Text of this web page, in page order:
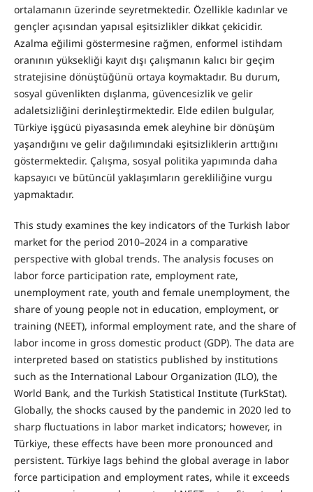
ortalamanın üzerinde seyretmektedir. Özellikle kadınlar ve
gençler açısından yapısal eşitsizlikler dikkat çekicidir.
Azalma eğilimi göstermesine rağmen, enformel istihdam
oranının yüksekliği kayıt dışı çalışmanın kalıcı bir geçim
stratejisine dönüştüğünü ortaya koymaktadır. Bu durum,
sosyal güvenlikten dışlanma, güvencesizlik ve gelir
adaletsizliğini derinleştirmektedir. Elde edilen bulgular,
Türkiye işgücü piyasasında emek aleyhine bir dönüşüm
yaşandığını ve gelir dağılımındaki eşitsizliklerin arttığını
göstermektedir. Çalışma, sosyal politika yapımında daha
kapsayıcı ve bütüncül yaklaşımların gerekliliğine vurgu
yapmaktadır.
This study examines the key indicators of the Turkish labor
market for the period 2010–2024 in a comparative
perspective with global trends. The analysis focuses on
labor force participation rate, employment rate,
unemployment rate, youth and female unemployment, the
share of young people not in education, employment, or
training (NEET), informal employment rate, and the share of
labor income in gross domestic product (GDP). The data are
interpreted based on statistics published by institutions
such as the International Labour Organization (ILO), the
World Bank, and the Turkish Statistical Institute (TurkStat).
Globally, the shocks caused by the pandemic in 2020 led to
sharp fluctuations in labor market indicators; however, in
Türkiye, these effects have been more pronounced and
persistent. Türkiye lags behind the global average in labor
force participation and employment rates, while it exceeds